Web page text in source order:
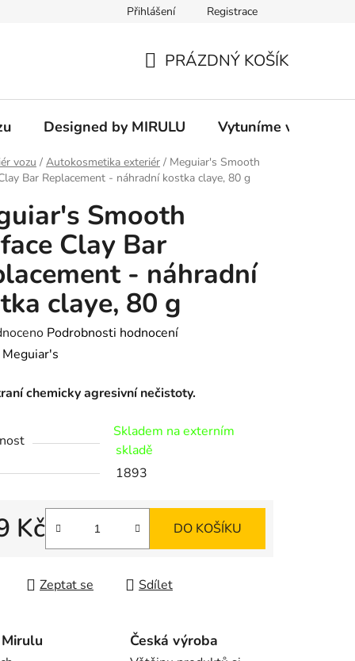
Přihlášení Registrace
KOŠÍK
PRÁZDNÝ KOŠÍK
Designed by MIRULU Vytuníme vám
vozu / Autokosmetika exteriér / Meguiar's Smooth
Bar Replacement - náhradní kostka claye, 80 g
Smooth
Clay Bar
- náhradní
claye, 80 g
Podrobnosti hodnocení
Meguiar's
chemicky agresivní nečistoty.
Skladem na externím
skladě
1893
Kč DO KOŠÍKU
Zeptat se Sdílet
Česká výroba